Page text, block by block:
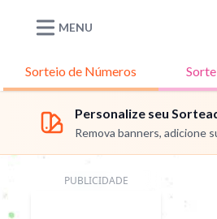
MENU
Sorteio deNúmeros
Personalize seu
Remova banners, adicione
PUBLICIDADE